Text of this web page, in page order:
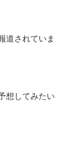
道されていま
想してみたい